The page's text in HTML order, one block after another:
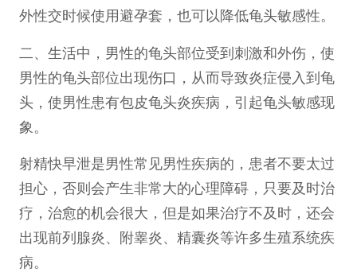
外性交时候使用避孕套，也可以降低龟头敏感性。
二、生活中，男性的龟头部位受到刺激和外伤，使
男性的龟头部位出现伤口，从而导致炎症侵入到龟
头，使男性患有包皮龟头炎疾病，引起龟头敏感现
象。
射精快早泄是男性常见男性疾病的，患者不要太过
担心，否则会产生非常大的心理障碍，只要及时治
疗，治愈的机会很大，但是如果治疗不及时，还会
出现前列腺炎、附睾炎、精囊炎等许多生殖系统疾
病。